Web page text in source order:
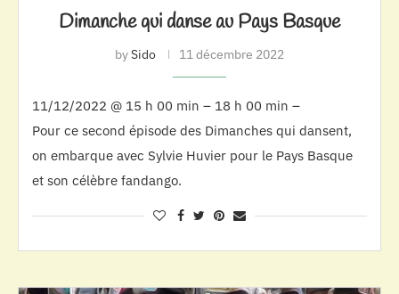
Dimanche qui danse au Pays Basque
bySido 11 décembre 2022
11/12/2022 @ 15 h 00 min – 18 h 00 min –
Pour ce second épisode des Dimanches qui dansent,
on embarque avec Sylvie Huvier pour le Pays Basque
et son célèbre fandango.